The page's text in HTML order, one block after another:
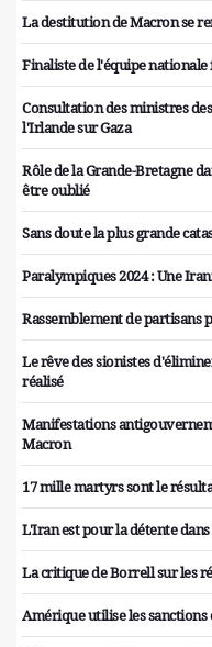
La destitution de Macron se
Finaliste de l'équipe
Consultation des ministres
l'Irlande sur Gaza
Rôle de la Grande-Bretagne
être oublié
Sans doute la plus grande
Paralympiques 2024 : Une
Rassemblement de partisans
Le rêve des sionistes
réalisé
Manifestations
Macron
17 mille martyrs sont le
L'Iran est pour la détente
La critique de Borrell sur les
Amérique utilise les